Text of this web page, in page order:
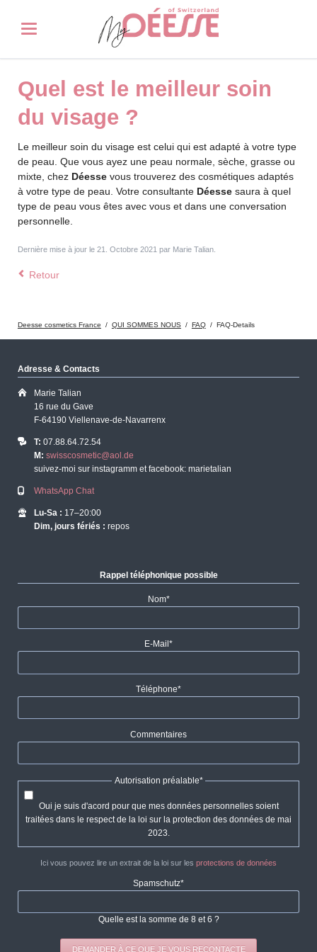
Quel est le meilleur soin
du visage ?
Le meilleur soin du visage est celui qui est adapté à votre type
de peau. Que vous ayez une peau normale, sèche, grasse ou
mixte, chez Déessevous trouverez des cosmétiques adaptés
à votre type de peau. Votre consultante Déessesaura à quel
type de peau vous êtes avec vous et dans une conversation
personnelle.
Dernière mise à jour le 21. Octobre 2021 par Marie Talian.
Retour
Deesse cosmetics France QUI SOMMES NOUS FAQ FAQ-Details
Adresse & Contacts
Marie Talian
16 rue du Gave
F-64190 Viellenave-de-Navarrenx
T: 07.88.64.72.54
M: swisscosmetic@aol.de
suivez-moi sur instagramm et facebook: marietalian
WhatsApp Chat
Lu-Sa : 17–20:00
Dim, jours fériés : repos
Rappel téléphonique possible
Champ
Nom*
Champ
E-Mail *
Champ
Téléphone*
Commentaires
Champ
Autorisation préalable*
Oui je suis d'acord pour que mes données personnelles soient
traitées dans le respect de la loi sur la protection des données de mai
2023.
Ici vous pouvez lire un extrait de la loi sur les protections de données
Champ
Spamschutz*
Quelle est la somme de 8 et 6 ?
DEMANDER À CE QUE JE VOUS RECONTACTE